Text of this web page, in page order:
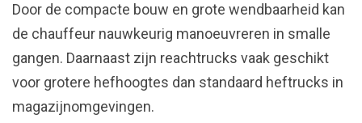
Door de compacte bouw en grote wendbaarheid kan
de chauffeur nauwkeurig manoeuvreren in smalle
gangen. Daarnaast zijn reachtrucks vaak geschikt
voor grotere hefhoogtes dan standaard heftrucks in
magazijnomgevingen.